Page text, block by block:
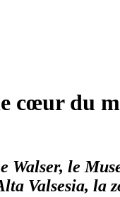
cœur du
Walser, le
Valsesia, la